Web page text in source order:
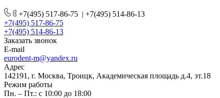
+7(495) 517-86-75 | +7(495) 514-86-13
+7(495) 517-86-75
+7(495) 514-86-13
Заказать звонок
E-mail
eurodent-m@yandex.ru
Адрес
142191, г. Москва, Троицк, Академическая площадь д.4, эт.18
Режим работы
Пн. – Пт.: с 10:00 до 18:00